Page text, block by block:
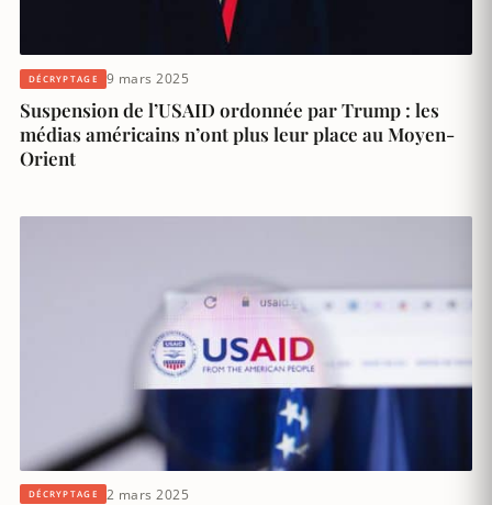
DÉCRYPTAGE 9 mars 2025
Suspension de l’USAID ordonnée par Trump : les
médias américains n’ont plus leur place au Moyen-
Orient
DÉCRYPTAGE 2 mars 2025